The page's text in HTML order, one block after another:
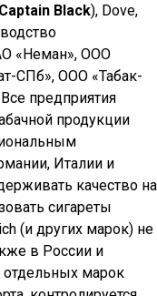
Black), Dove,
«Неман», ООО
СПб», ООО «Табак-
предприятия
продукции
Италии и
качество на
сигареты
(и других марок) не
в России и
отдельных марок